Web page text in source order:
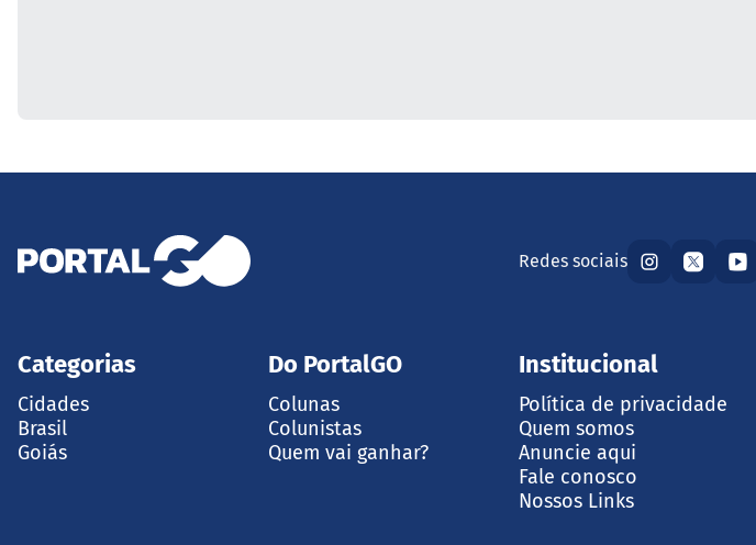
Redes sociais
Categorias
Cidades
Brasil
Goiás
Do PortalGO
Colunas
Colunistas
Quem vai ganhar?
Institucional
Política de privacidade
Quem somos
Anuncie aqui
Fale conosco
Nossos Links